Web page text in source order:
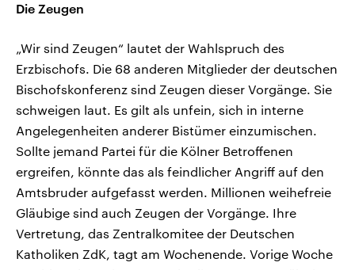
Die Zeugen
„Wir sind Zeugen“ lautet der Wahlspruch des
Erzbischofs. Die 68 anderen Mitglieder der deutschen
Bischofskonferenz sind Zeugen dieser Vorgänge. Sie
schweigen laut. Es gilt als unfein, sich in interne
Angelegenheiten anderer Bistümer einzumischen.
Sollte jemand Partei für die Kölner Betroffenen
ergreifen, könnte das als feindlicher Angriff auf den
Amtsbruder aufgefasst werden. Millionen weihefreie
Gläubige sind auch Zeugen der Vorgänge. Ihre
Vertretung, das Zentralkomitee der Deutschen
Katholiken ZdK, tagt am Wochenende. Vorige Woche